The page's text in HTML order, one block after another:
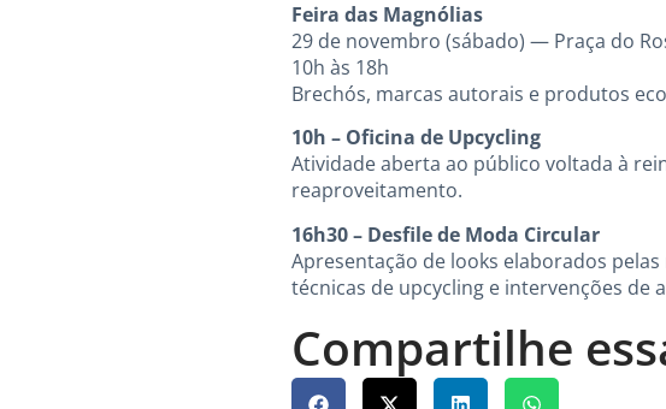
Feira das Magnólias
29 de novembro (sábado) — Praça do
10h às 18h
Brechós, marcas autorais e produtos
10h – Oficina de Upcycling
Atividade aberta ao público voltada à
reaproveitamento.
16h30 – Desfile de Moda Circular
Apresentação de looks elaborados pelas
técnicas de upcycling e intervenções de
Compartilhe